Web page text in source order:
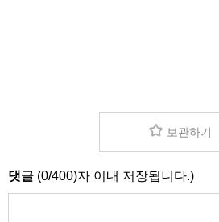
보관하기
댓글 (0/400)자 이내 저장됩니다.)